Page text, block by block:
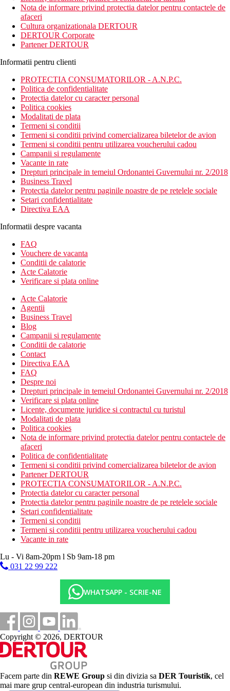
programe de divertisment pentru copii.
Distanta
20 m distanta de statia de autobuz
400 m distanta de supermarket
aproape de plaja
Descrierea camerei
Camera dubla:
uscator de par
aer conditionat controlat central
telefon
minibar
seif
balcon / terasa
cada sau dus
Alte tipuri de camere (daca nu se specifica altfel, camerele au
facilitatile de mai sus):
Camera dubla: vedere laterala la mare
Camera studio: chicineta
Suite: dormitoare separate si un living combinat cu o
chicineta
Descrierea hotelului
hol de intrare cu receptie
sala de conferinta
restaurant
servicii de infrumusetare
piscina (sezlonguri si umbrele gratuite)
bar langa piscina
babysitting la cerere (contra cost)
facilitati pentru persoane cu mobilitate redusa
parcare privata (contra cost)
spa & centru de wellness
menaj zilnic
Wifi
lifturi
sala de fitness
sala de conferinta (contra cost)
servicii de curatatorie (contra cost)
club pentru copii
parc acvatic pentru copii
Descrierea plajei
plaja cu nisip
intrare treptata in mare
sezlonguri si umbrele (contra cost)
Activitati sportive gratuite
fitness
tenis de masa
program de divertisment
Activitati sportive contra cost
sauna
masaj
mic dejun si cina tip bufet
gustare usoara
bauturi alcoolice si nealcoolice selectate (11:00 a.m.-11:30
p.m.)
Categoria oficiala
4 stele
Site web
Nota de informare privind protectia datelor pentru contactele de
afaceri
Cultura organizationala DERTOUR
DERTOUR Corporate
Partener DERTOUR
Informatii pentru clienti
PROTECTIA CONSUMATORILOR - A.N.P.C.
Politica de confidentialitate
Protectia datelor cu caracter personal
Politica cookies
Modalitati de plata
Termeni si conditii
Termeni si conditii privind comercializarea biletelor de avion
Termeni si conditii pentru utilizarea voucherului cadou
Campanii si regulamente
Vacante in rate
Drepturi principale in temeiul Ordonantei Guvernului nr. 2/2018
Business Travel
Protectia datelor pentru paginile noastre de pe retelele sociale
Setari confidentialitate
Directiva EAA
Informatii despre vacanta
FAQ
Vouchere de vacanta
Conditii de calatorie
Acte Calatorie
Verificare si plata online
Acte Calatorie
Agentii
Business Travel
Blog
Campanii si regulamente
Conditii de calatorie
Contact
Directiva EAA
FAQ
Despre noi
Drepturi principale in temeiul Ordonantei Guvernului nr. 2/2018
Verificare si plata online
Licente, documente juridice si contractul cu turistul
Modalitati de plata
Politica cookies
Nota de informare privind protectia datelor pentru contactele de
afaceri
Politica de confidentialitate
Termeni si conditii privind comercializarea biletelor de avion
Partener DERTOUR
PROTECTIA CONSUMATORILOR - A.N.P.C.
Protectia datelor cu caracter personal
Protectia datelor pentru paginile noastre de pe retelele sociale
Setari confidentialitate
Termeni si conditii
Termeni si conditii pentru utilizarea voucherului cadou
Vacante in rate
Lu - Vi 8am-20pm l Sb 9am-18 pm
031 22 99 222
WHATSAPP - SCRIE-NE
Copyright © 2026, DERTOUR
Facem parte din REWE Group si din divizia sa DER Touristik, cel
mai mare grup central-european din industria turismului.